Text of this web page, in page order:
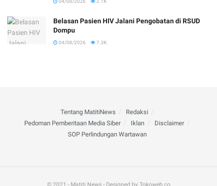
04/08/2026 2.1K
Belasan Pasien HIV Jalani Pengobatan di RSUD
Dompu
04/08/2026 7.3K
Tentang MatitiNews
Redaksi
Pedoman Pemberitaan Media Siber
Iklan
Disclaimer
SOP Perlindungan Wartawan